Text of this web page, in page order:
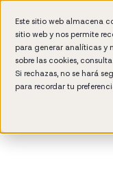
Este sitio web almacena
sitio web y nos permite
para generar analíticas y
sobre las cookies,
Si rechazas, no se hará
para recordar tu